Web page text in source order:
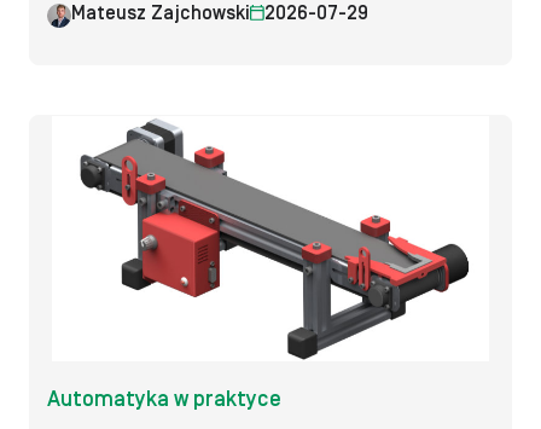
Mateusz Zajchowski 2026-07-29
Automatyka w praktyce